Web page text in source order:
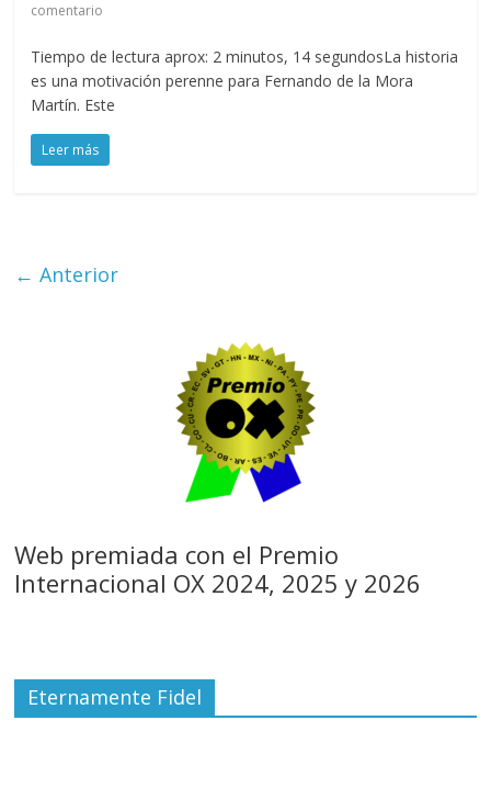
comentario
Tiempo de lectura aprox: 2 minutos, 14 segundosLa historia
es una motivación perenne para Fernando de la Mora
Martín. Este
Leer más
← Anterior
Web premiada con el Premio
Internacional OX 2024, 2025 y 2026
Eternamente Fidel